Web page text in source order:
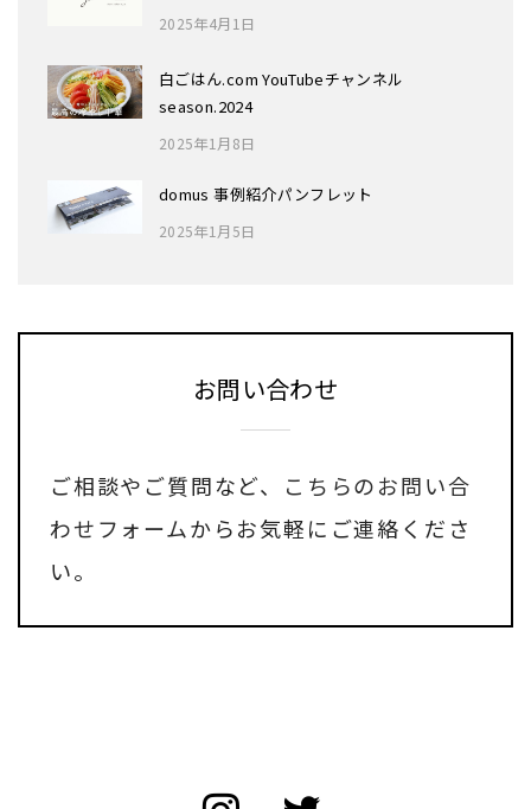
2025年4月1日
白ごはん.com YouTubeチャンネル
season.2024
2025年1月8日
domus 事例紹介パンフレット
2025年1月5日
お問い合わせ
ご相談やご質問など、
こちらのお問い合
わせフォームからお気軽にご連絡くださ
い。